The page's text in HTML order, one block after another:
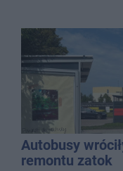
Autobusy
remontu zatok